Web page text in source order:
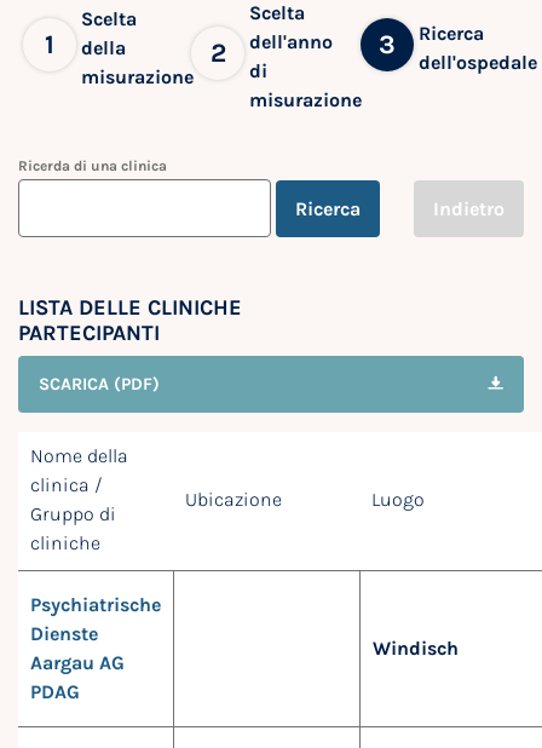
1
Scelta
della
misurazione
2
Scelta
dell'anno
di
misurazione
3
Ricerca
dell'ospedale
Ricerda di una clinica
Ricerca Indietro
LISTA DELLE CLINICHE
PARTECIPANTI
SCARICA (PDF)
Nome della
clinica /
Gruppo di
cliniche
Ubicazione Luogo
Psychiatrische
Dienste
Aargau AG
PDAG
Windisch